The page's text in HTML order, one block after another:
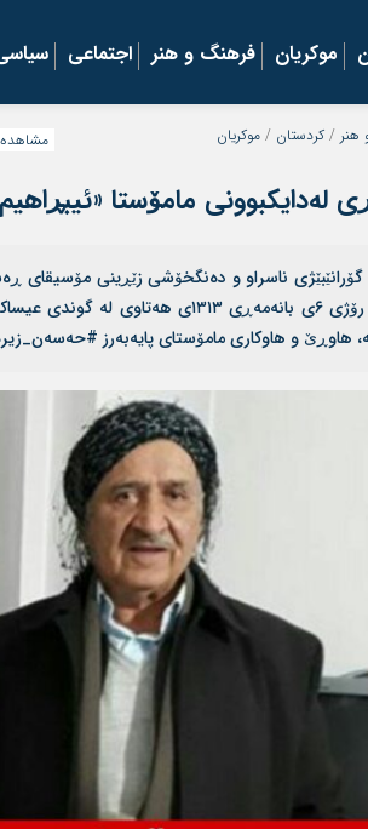
موکریان فرهنگ و هنر اجتماعی
هنر / کردستان / موکریان
له‌دایکبوونی مامۆستا
ناسراو و ده‌نگخۆشی زێڕینی مۆسیقای
مامۆستا #ئیبڕاهیم_قادری له‌ رۆژی ۶ی